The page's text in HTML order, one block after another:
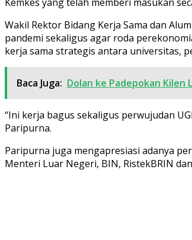
Wakil Rektor Bidang Kerja Sama dan
pandemi sekaligus agar roda
kerja sama strategis antara universitas,
Baca Juga: Dolan ke Padepokan Kilen
“Ini kerja bagus sekaligus perwujudan
Paripurna.
Paripurna juga mengapresiasi adanya
Menteri Luar Negeri, BIN, RistekBRIN